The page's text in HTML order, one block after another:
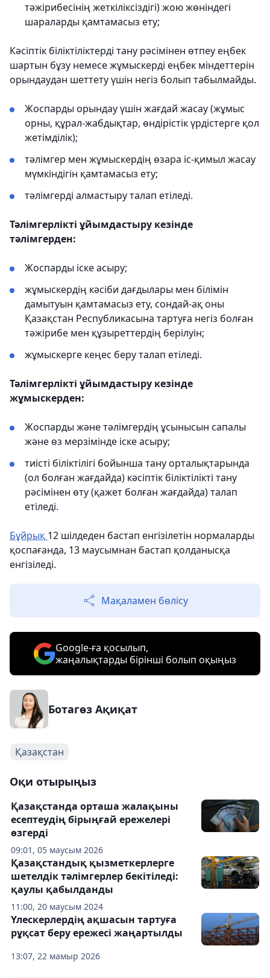
тәжірибесінің жеткіліксіздігі) жою жөніндегі
шараларды қамтамасыз ету;
Кәсіптік біліктіліктерді тану рәсімінен өтпеу еңбек
шартын бұзу немесе жұмыскерді еңбек міндеттерін
орындаудан шеттету үшін негіз болып табылмайды.
Жоспарды орындау үшін жағдай жасау (жұмыс
орны, құрал-жабдықтар, өндірістік үрдістерге қол
жетімділік);
тәлімгер мен жұмыскердің өзара іс-қимыл жасау
мүмкіндігін қамтамасыз ету;
тәлімгерді алмастыру талап етіледі.
Тәлімгерлікті ұйымдастыру кезінде
тәлімгерден:
Жоспарды іске асыру;
жұмыскердің кәсіби дағдылары мен білімін
дамытуын қамтамасыз ету, сондай-ақ оны
Қазақстан Республикасына тартуға негіз болған
тәжірибе мен құзыреттердің берілуін;
жұмыскерге кеңес беру талап етіледі.
Тәлімгерлікті ұйымдастыру кезінде
жұмыскерден:
Жоспарды және тәлімгердің ұсынысын сапалы
және өз мерзімінде іске асыру;
тиісті біліктілігі бойынша тану орталықтарында
(ол болған жағдайда) кәсіптік біліктілікті тану
рәсімінен өту (қажет болған жағдайда) талап
етіледі.
Бұйрық 12 шілдеден бастап енгізілетін нормаларды
қоспағанда, 13 маусымнан бастап қолданысқа
енгізіледі.
Мақаламен бөлісу
Google-ға қосылып,
жаңалықтарды бірінші болып оқыңыз
Ботагөз Ақиқат
Қазақстан
Оқи отырыңыз
09:01, 05 маусым 2026
Қазақстанда орташа жалақыны
есептеудің бірыңғай ережелері
өзгерді
11:00, 20 маусым 2024
Қазақстандық қызметкерлерге
шетелдік тәлімгерлер бекітіледі:
қаулы қабылданды
13:07, 22 мамыр 2026
Үлескерлердің ақшасын тартуға
рұқсат беру ережесі жаңартылды